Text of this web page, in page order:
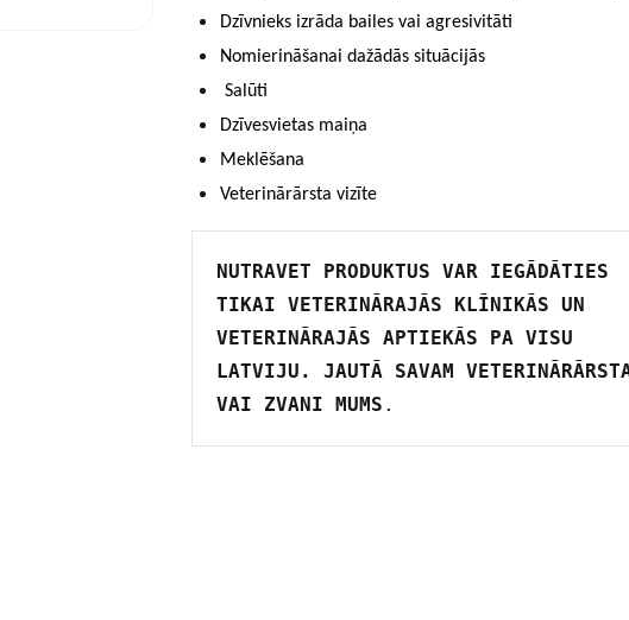
Dzīvnieks izrāda bailes vai agresivitāti
Nomierināšanai dažādās situācijās
Salūti
Dzīvesvietas maiņa
Meklēšana
Veterinārārsta vizīte
NUTRAVET PRODUKTUS VAR IEGĀDĀTIES
TIKAI VETERINĀRAJĀS KLĪNIKĀS UN
VETERINĀRAJĀS APTIEKĀS PA VISU
LATVIJU. JAUTĀ SAVAM
VAI ZVANI MUMS .